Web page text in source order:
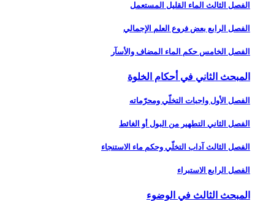
الفصل الثالث الماء القليل المستعمل‏
الفصل الرابع بعض فروع العلم الإجمالي‏
الفصل الخامس حكم الماء المضاف والأسآر
المبحث الثاني في أحكام الخلوة
الفصل الأول واجبات التخلّي ومحرّماته‏
الفصل الثاني التطهير من البول أو الغائط
الفصل الثالث آداب التخلّي وحكم ماء الاستنجاء
الفصل الرابع الاستبراء
المبحث الثالث في الوضوء